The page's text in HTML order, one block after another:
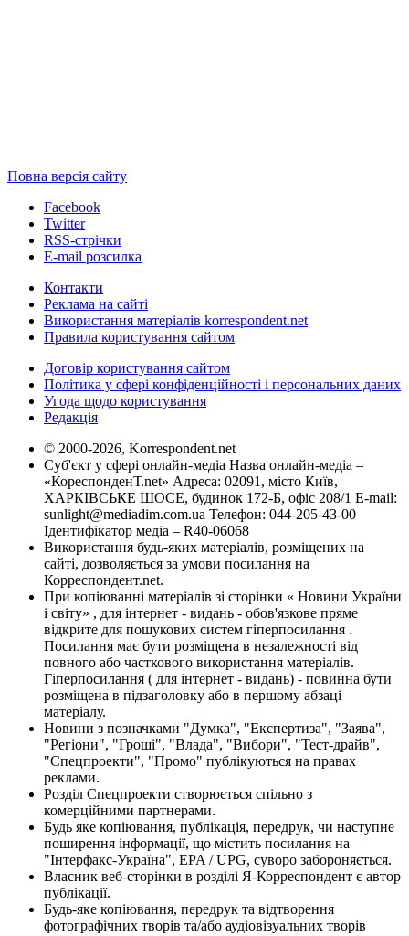
Повна версія сайту
Facebook
Twitter
RSS-стрічки
E-mail розсилка
Контакти
Реклама на сайті
Використання матеріалів korrespondent.net
Правила користування сайтом
Договір користування сайтом
Політика у сфері конфіденційності і персональних даних
Угода щодо користування
Редакція
© 2000-2026, Korrespondent.net
Суб'єкт у сфері онлайн-медіа Назва онлайн-медіа –
«КореспонденТ.net» Адреса: 02091, місто Київ,
ХАРКІВСЬКЕ ШОСЕ, будинок 172-Б, офіс 208/1 E-mail:
sunlight@mediadim.com.ua Телефон: 044-205-43-00
Ідентифікатор медіа – R40-06068
Використання будь-яких матеріалів, розміщених на
сайті, дозволяється за умови посилання на
Корреспондент.net.
При копіюванні матеріалів зі сторінки « Новини України
і світу» , для інтернет - видань - обов'язкове пряме
відкрите для пошукових систем гіперпосилання .
Посилання має бути розміщена в незалежності від
повного або часткового використання матеріалів.
Гіперпосилання ( для інтернет - видань) - повинна бути
розміщена в підзаголовку або в першому абзаці
матеріалу.
Новини з позначками "Думка", "Експертиза", "Заява",
"Регіони", "Гроші", "Влада", "Вибори", "Тест-драйв",
"Спецпроекти", "Промо" публікуються на правах
реклами.
Розділ Спецпроекти створюється спільно з
комерційними партнерами.
Будь яке копіювання, публікація, передрук, чи наступне
поширення інформації, що містить посилання на
"Інтерфакс-Україна", EPA / UPG, суворо забороняється.
Власник веб-сторінки в розділі Я-Корреспондент є автор
публікації.
Будь-яке копіювання, передрук та відтворення
фотографічних творів та/або аудіовізуальних творів